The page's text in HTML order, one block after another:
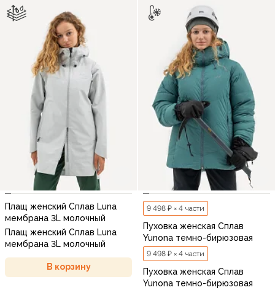
Плащ женский Сплав Luna
мембрана 3L молочный
Плащ женский Сплав Luna
мембрана 3L молочный
В корзину
9 498 ₽ × 4 части
Пуховка женская Сплав
Yunona темно-бирюзовая
9 498 ₽ × 4 части
Пуховка женская Сплав
Yunona темно-бирюзовая